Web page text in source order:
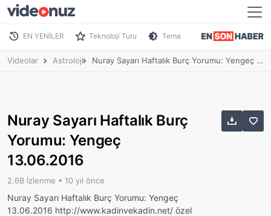
EN YENİLER Teknoloji Turu Tema
Videolar Astroloji Nuray Sayarı Haftalık Burç Yorumu: Yengeç 13.06.2016
Nuray Sayarı Haftalık Burç
Yorumu: Yengeç
13.06.2016
2.6B İzlenme • 10 yıl önce
Nuray Sayarı Haftalık Burç Yorumu: Yengeç
13.06.2016 http://www.kadinvekadin.net/ özel